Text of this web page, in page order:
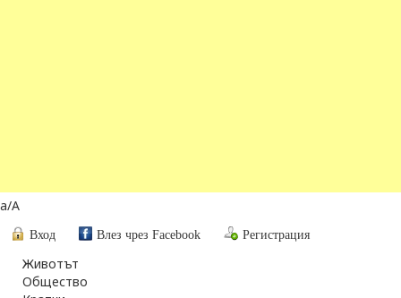
a/A
Вход Влез чрез Facebook Регистрация
Животът
Общество